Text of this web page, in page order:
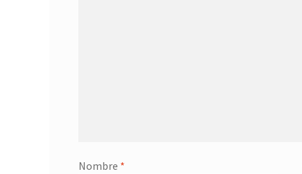
Nombre *